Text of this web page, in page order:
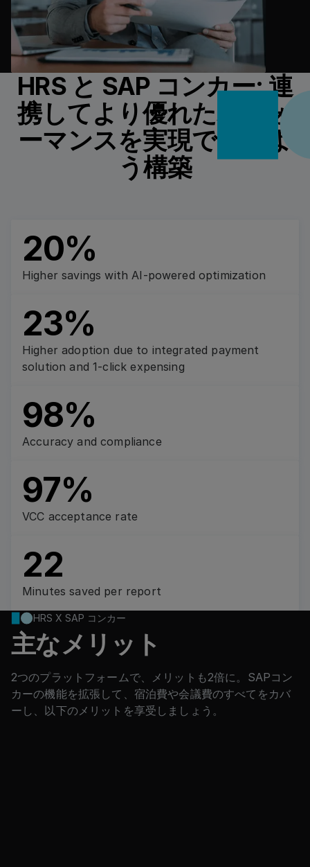
HRS と SAP コンカー: 連
携してより優れたパフォ
ーマンスを実現できるよ
う構築
20%
Higher savings with AI-powered optimization
23%
Higher adoption due to integrated payment
solution and 1-click expensing
98%
Accuracy and compliance
97%
VCC acceptance rate
22
Minutes saved per report
HRS X SAP コンカー
主なメリット
2つのプラットフォームで、メリットも2倍に。SAPコン
カーの機能を拡張して、宿泊費や会議費のすべてをカバ
ーし、以下のメリットを享受しましょう。